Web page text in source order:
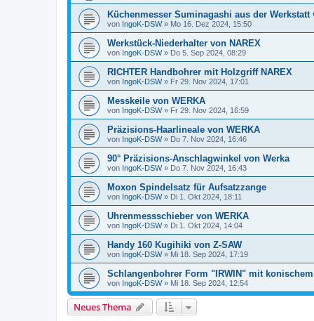
Küchenmesser Suminagashi aus der
von IngoK-DSW» Mo 16. Dez 2024, 15:50
Werkstück-Niederhalter von NAREX
von IngoK-DSW» Do 5. Sep 2024, 08:29
RICHTER Handbohrer mit Holzgriff NAREX
von IngoK-DSW» Fr 29. Nov 2024, 17:01
Messkeile von WERKA
von IngoK-DSW» Fr 29. Nov 2024, 16:59
Präzisions-Haarlineale von WERKA
von IngoK-DSW» Do 7. Nov 2024, 16:46
90° Präzisions-Anschlagwinkel von Werka
von IngoK-DSW» Do 7. Nov 2024, 16:43
Moxon Spindelsatz für Aufsatzzange
von IngoK-DSW» Di 1. Okt 2024, 18:11
Uhrenmessschieber von WERKA
von IngoK-DSW» Di 1. Okt 2024, 14:04
Handy 160 Kugihiki von Z-SAW
von IngoK-DSW» Mi 18. Sep 2024, 17:19
Schlangenbohrer Form "IRWIN" mit
von IngoK-DSW» Mi 18. Sep 2024, 12:54
Neues Thema